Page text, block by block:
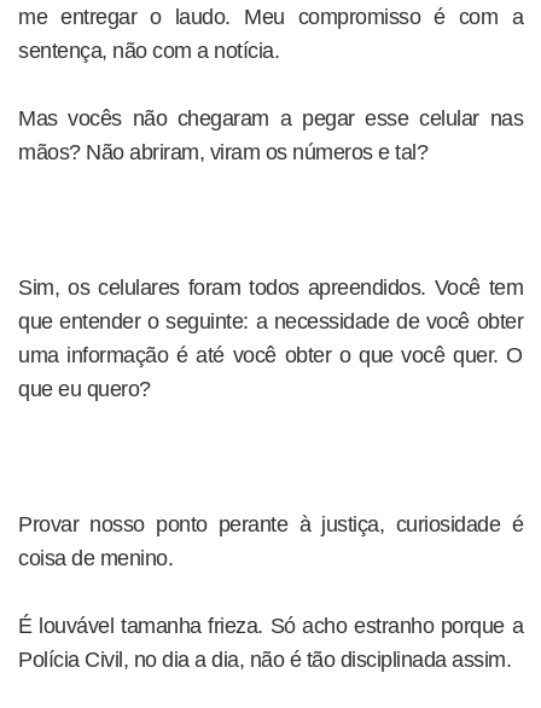
me entregar o laudo. Meu compromisso é com a
sentença, não com a notícia.
Mas vocês não chegaram a pegar esse celular nas
mãos? Não abriram, viram os números e tal?
Sim, os celulares foram todos apreendidos. Você tem
que entender o seguinte: a necessidade de você obter
uma informação é até você obter o que você quer. O
que eu quero?
Provar nosso ponto perante à justiça, curiosidade é
coisa de menino.
É louvável tamanha frieza. Só acho estranho porque a
Polícia Civil, no dia a dia, não é tão disciplinada assim.